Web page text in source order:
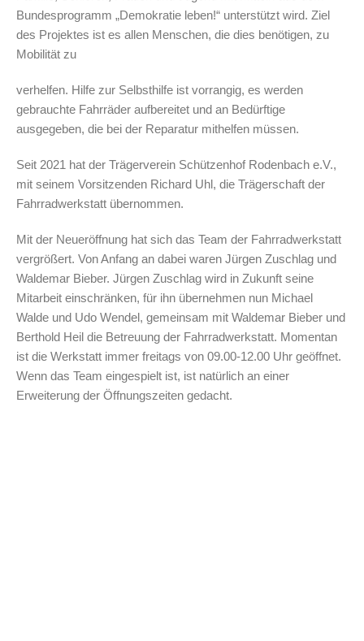
Bundesprogramm „Demokratie leben!“ unterstützt wird. Ziel
des Projektes ist es allen Menschen, die dies benötigen, zu
Mobilität zu
verhelfen. Hilfe zur Selbsthilfe ist vorrangig, es werden
gebrauchte Fahrräder aufbereitet und an Bedürftige
ausgegeben, die bei der Reparatur mithelfen müssen.
Seit 2021 hat der Trägerverein Schützenhof Rodenbach e.V.,
mit seinem Vorsitzenden Richard Uhl, die Trägerschaft der
Fahrradwerkstatt übernommen.
Mit der Neueröffnung hat sich das Team der Fahrradwerkstatt
vergrößert. Von Anfang an dabei waren Jürgen Zuschlag und
Waldemar Bieber. Jürgen Zuschlag wird in Zukunft seine
Mitarbeit einschränken, für ihn übernehmen nun Michael
Walde und Udo Wendel, gemeinsam mit Waldemar Bieber und
Berthold Heil die Betreuung der Fahrradwerkstatt. Momentan
ist die Werkstatt immer freitags von 09.00-12.00 Uhr geöffnet.
Wenn das Team eingespielt ist, ist natürlich an einer
Erweiterung der Öffnungszeiten gedacht.